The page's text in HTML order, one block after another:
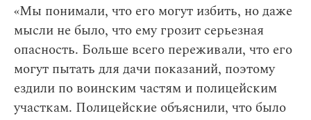
«Мы понимали, что его могут избить, но даже
мысли не было, что ему грозит серьезная
опасность. Больше всего переживали, что его
могут пытать для дачи показаний, поэтому
ездили по воинским частям и полицейским
участкам. Полицейские объяснили, что было